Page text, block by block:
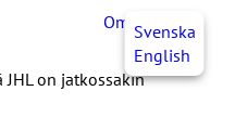
OmaJHLSvenska
English
on jatkossakin